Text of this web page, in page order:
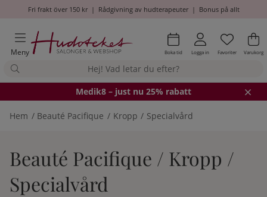
Fri frakt över 150 kr| Rådgivning av hudterapeuter| Bonus på allt
Meny Boka tid Logga in Antal i
.
Favoriter .
Varukorg
Medik8 – just nu 25% rabatt
Hem Beauté Pacifique Kropp Specialvård
Beauté Pacifique / Kropp /
Specialvård